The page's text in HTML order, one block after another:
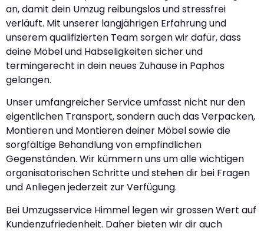
an, damit dein Umzug reibungslos und stressfrei
verläuft. Mit unserer langjährigen Erfahrung und
unserem qualifizierten Team sorgen wir dafür, dass
deine Möbel und Habseligkeiten sicher und
termingerecht in dein neues Zuhause in Paphos
gelangen.
Unser umfangreicher Service umfasst nicht nur den
eigentlichen Transport, sondern auch das Verpacken,
Montieren und Montieren deiner Möbel sowie die
sorgfältige Behandlung von empfindlichen
Gegenständen. Wir kümmern uns um alle wichtigen
organisatorischen Schritte und stehen dir bei Fragen
und Anliegen jederzeit zur Verfügung.
Bei Umzugsservice Himmel legen wir grossen Wert auf
Kundenzufriedenheit. Daher bieten wir dir auch